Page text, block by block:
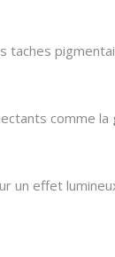
taches
comme la
un effet